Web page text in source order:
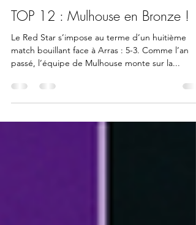
6 mai 2023
2 min de lecture
TOP 12 : Mulhouse en Bronze !
Le Red Star s’impose au terme d’un huitième
passé, l’équipe de Mulhouse monte sur la...